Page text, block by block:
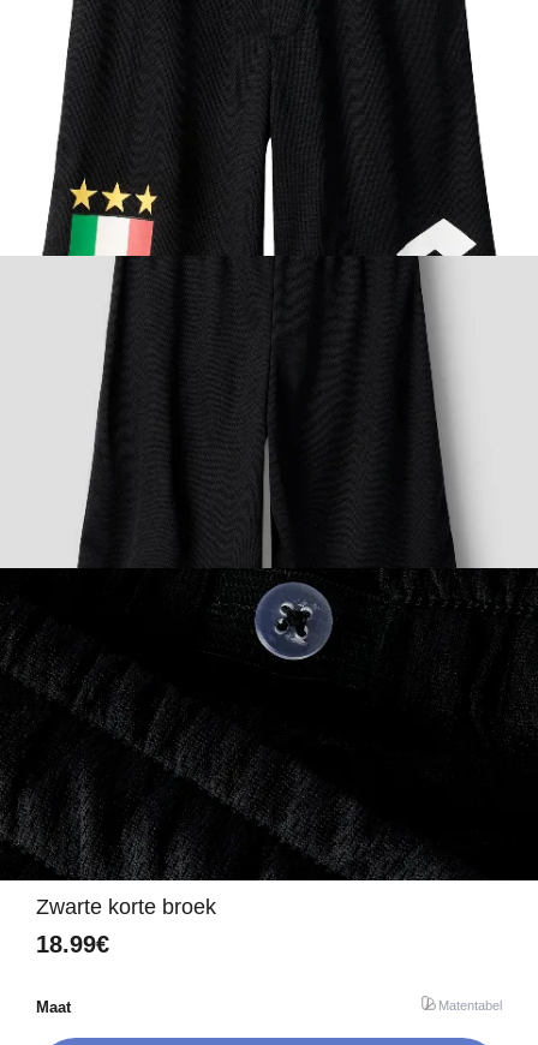
Zwarte korte broek
18.99€
Maat Matentabel